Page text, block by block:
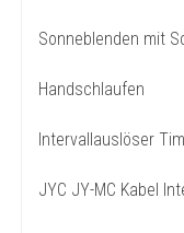
Sonneblenden mit
Handschlaufen
Intervallauslöser
JYC JY-MC Kabel